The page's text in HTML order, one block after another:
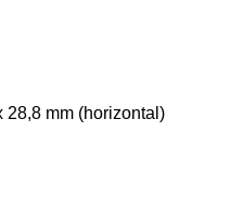
28,8 mm (horizontal)